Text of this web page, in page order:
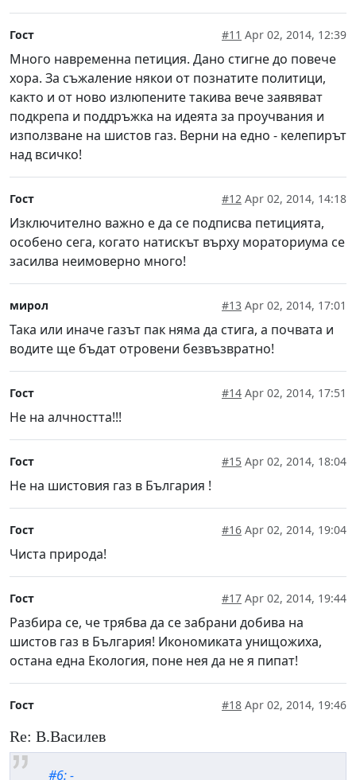
Гост #11 Apr 02, 2014, 12:39
Много навременна петиция. Дано стигне до повече
хора. За съжаление някои от познатите политици,
както и от ново излюпените такива вече заявяват
подкрепа и поддръжка на идеята за проучвания и
използване на шистов газ. Верни на едно - келепирът
над всичко!
Гост #12 Apr 02, 2014, 14:18
Изключително важно е да се подписва петицията,
особено сега, когато натискът върху мораториума се
засилва неимоверно много!
мирол #13 Apr 02, 2014, 17:01
Така или иначе газът пак няма да стига, а почвата и
водите ще бъдат отровени безвъзвратно!
Гост #14 Apr 02, 2014, 17:51
Не на алчността!!!
Гост #15 Apr 02, 2014, 18:04
Не на шистовия газ в България !
Гост #16 Apr 02, 2014, 19:04
Чиста природа!
Гост #17 Apr 02, 2014, 19:44
Разбира се, че трябва да се забрани добива на
шистов газ в България! Икономиката унищожиха,
остана една Екология, поне нея да не я пипат!
Гост #18 Apr 02, 2014, 19:46
Re: В.Василев
#6: -